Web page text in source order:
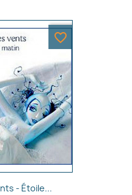
rapide
- Étoile...
favorite_border
une liste d'envies